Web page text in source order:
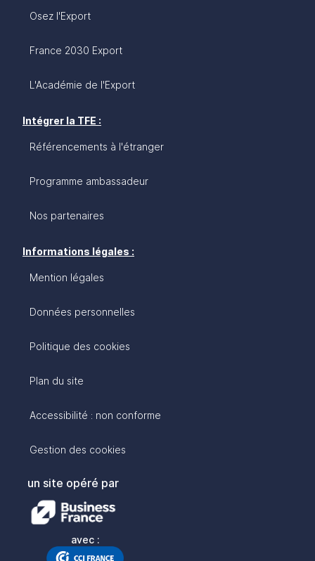
Osez l'Export
France 2030 Export
L'Académie de l'Export
Intégrer la TFE :
Référencements à l'étranger
Programme ambassadeur
Nos partenaires
Informations légales :
Mention légales
Données personnelles
Politique des cookies
Plan du site
Accessibilité : non conforme
Gestion des cookies
un site opéré par
avec :